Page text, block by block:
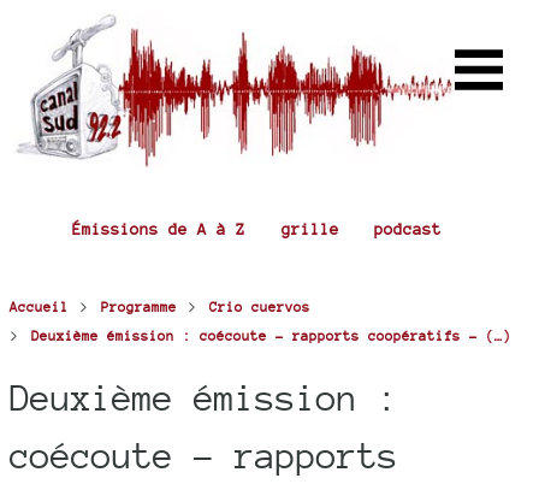
Émissions de A à Z grille podcast
Accueil > Programme > Crio cuervos
> Deuxième émission : coécoute - rapports coopératifs - (…)
Deuxième émission :
coécoute - rapports